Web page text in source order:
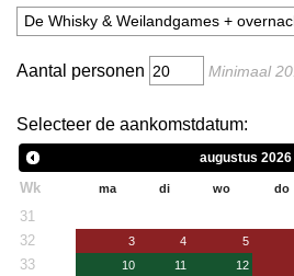
Aantal personen Minimaal20
Selecteer de aankomstdatum:
augustus 2026
Wk ma di wo do
31
32 3 4 5
33 10 11 12